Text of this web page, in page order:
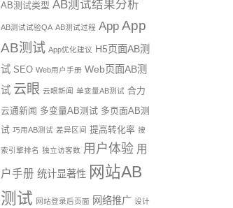
AB测试类型 AB测试结果分析
AB测试试验QA AB测试过程 App App
AB测试 App优化建议 H5页面AB测
试 SEO Web用户手册 Web页面AB测
试 云眼 云眼新闻 单变量AB测试 合力
云通新闻 多变量AB测试 多页面AB测
试 巧用AB测试 差异区间 提高转化率 搜
索引擎排名 独立访客数 用户体验 用
户手册 统计显著性 网站AB
测试 网站登录后页面 网络推广 设计